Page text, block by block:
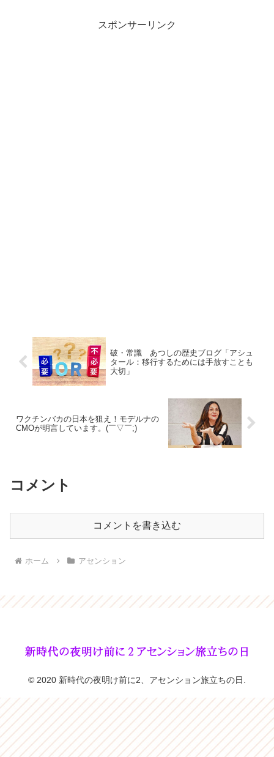
スポンサーリンク
破・常識 あつしの歴史ブログ「アシュ
タール：移行するためには手放すことも
大切」
ワクチンバカの日本を狙え！モデルナの
CMOが明言しています。(￣▽￣;)
コメント
コメントを書き込む
ホーム アセンション
© 2020 新時代の夜明け前に2、アセンション旅立ちの日.